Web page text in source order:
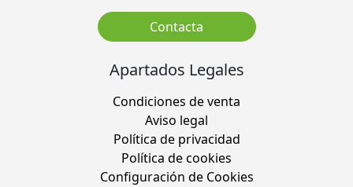
Contacta
Apartados Legales
Condiciones de venta
Aviso legal
Política de privacidad
Política de cookies
Configuración de Cookies